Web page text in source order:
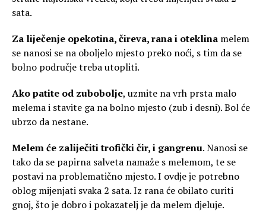
sata.
Za liječenje opekotina, čireva, rana i oteklina melem
se nanosi se na oboljelo mjesto preko noći, s tim da se
bolno područje treba utopliti.
Ako patite od zubobolje, uzmite na vrh prsta malo
melema i stavite ga na bolno mjesto (zub i desni). Bol će
ubrzo da nestane.
Melem će zaliječiti trofički čir, i gangrenu. Nanosi se
tako da se papirna salveta namaže s melemom, te se
postavi na problematično mjesto. I ovdje je potrebno
oblog mijenjati svaka 2 sata. Iz rana će obilato curiti
gnoj, što je dobro i pokazatelj je da melem djeluje.